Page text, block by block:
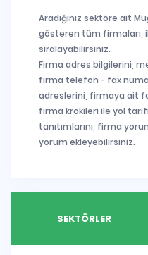
Aradığınız sektöre ait
gösteren tüm firmaları,
sıralayabilirsiniz.
Firma adres bilgilerini,
firma telefon - fax
adreslerini, firmaya ait
firma krokileri ile yol
tanıtımlarını, firma
yorum ekleyebilirsiniz.
SEKTÖRLER